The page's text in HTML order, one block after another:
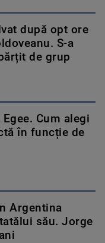
după opt ore
S-a
de grup
Cum alegi
în funcție de
Argentina
său. Jorge